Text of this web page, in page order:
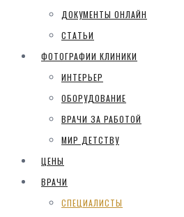
ДОКУМЕНТЫ ОНЛАЙН
СТАТЬИ
ФОТОГРАФИИ КЛИНИКИ
ИНТЕРЬЕР
ОБОРУДОВАНИЕ
ВРАЧИ ЗА РАБОТОЙ
МИР ДЕТСТВУ
ЦЕНЫ
ВРАЧИ
СПЕЦИАЛИСТЫ